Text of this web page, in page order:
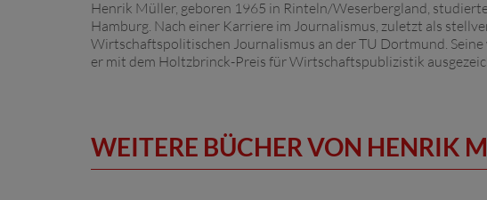
Henrik Müller, geboren 1965 in Rinteln/Weserbergland,
Hamburg. Nach einer Karriere im Journalismus, zuletzt als
Wirtschaftspolitischen Journalismus an der TU Dortmund.
er mit dem Holtzbrinck-Preis für Wirtschaftspublizistik
WEITERE BÜCHER VON HENRIK